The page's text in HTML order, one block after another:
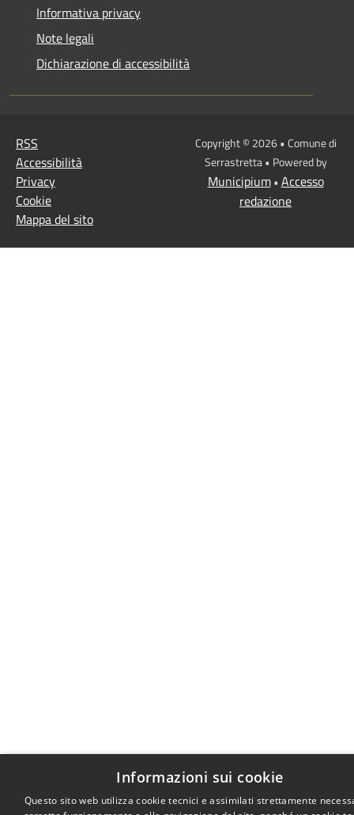
Informativa privacy
Note legali
Dichiarazione di accessibilità
RSS
Accessibilità
Privacy
Cookie
Mappa del sito
Copyright © 2026 • Comune di
Serrastretta • Powered by
Municipium• Accesso
redazione
Informazioni sui cookie
Questo sito web utilizza cookie tecnici e assimilati strettamente